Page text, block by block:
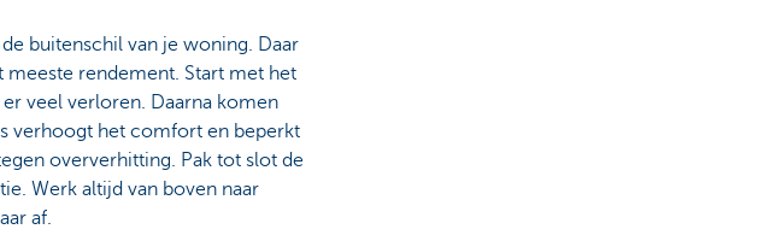
buitenschil van je woning. Daar
meeste rendement. Start met het
veel verloren. Daarna komen
verhoogt het comfort en beperkt
oververhitting. Pak tot slot de
Werk altijd van boven naar
af.